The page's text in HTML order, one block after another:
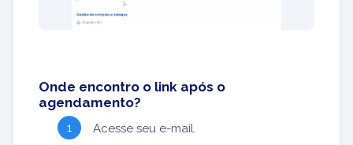
Onde encontro o link após o
agendamento?
Acesse seu e-mail.